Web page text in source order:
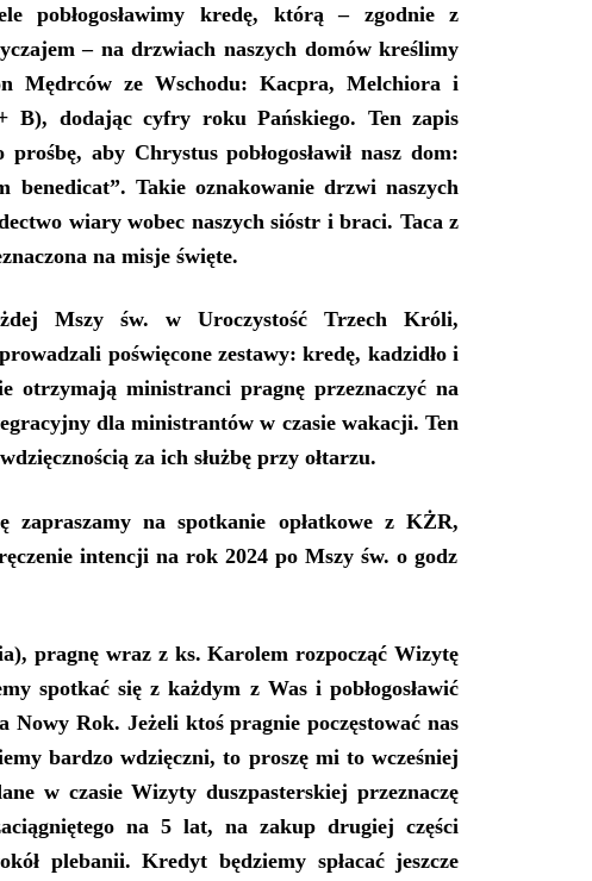
pobłogosławimy kredę, którą – zgodnie z
– na drzwiach naszych domów kreślimy
Mędrców ze Wschodu: Kacpra, Melchiora i
dodając cyfry roku Pańskiego. Ten zapis
aby Chrystus pobłogosławił nasz dom:
benedicat”. Takie oznakowanie drzwi naszych
wiary wobec naszych sióstr i braci. Taca z
na misje święte.
Mszy św. w Uroczystość Trzech Króli,
poświęcone zestawy: kredę, kadzidło i
otrzymają ministranci pragnę przeznaczyć na
dla ministrantów w czasie wakacji. Ten
za ich służbę przy ołtarzu.
zapraszamy na spotkanie opłatkowe z KŻR,
intencji na rok 2024po Mszy św. o godz
), pragnę wraz z ks. Karolem rozpocząćWizytę
spotkać się z każdym z Was i pobłogosławić
Nowy Rok. Jeżeli ktoś pragnie poczęstować nas
bardzo wdzięczni, to proszę mi to wcześniej
w czasie Wizyty duszpasterskiej przeznaczę
na 5 lat, na zakup drugiej części
plebanii. Kredyt będziemy spłacać jeszcze